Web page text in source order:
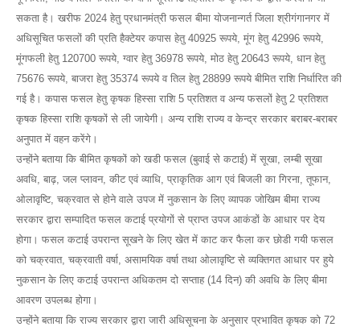
सकता है। खरीफ 2024 हेतु प्रधानमंत्री फसल बीमा योजनान्गर्त जिला श्रीगंगानगर में
अधिसूचित फसलों की प्रति हैक्टेयर कपास हेतु 40925 रूपये, मूंग हेतु 42996 रूपये,
मूंगफली हेतु 120700 रूपये, ग्वार हेतु 36978 रूपये, मोठ हेतु 20643 रूपये, धान हेतु
75676 रूपये, बाजरा हेतु 35374 रूपये व तिल हेतु 28899 रूपये बीमित राशि निर्धारित की
गई है। कपास फसल हेतु कृषक हिस्सा राशि 5 प्रतिशत व अन्य फसलों हेतु 2 प्रतिशत
कृषक हिस्सा राशि कृषकों से ली जायेगी। अन्य राशि राज्य व केन्द्र सरकार बराबर-बराबर
अनुपात में वहन करेंगे।
उन्होंने बताया कि बीमित कृषकों को खडी फसल (बुवाई से कटाई) में सूखा, लम्बी सूखा
अवधि, बाढ़, जल प्लावन, कीट एवं व्याधि, प्राकृतिक आग एवं बिजली का गिरना, तूफान,
ओलावृष्टि, चक्रवात से होने वाले उपज में नुकसान के लिए व्यापक जोखिम बीमा राज्य
सरकार द्वारा सम्पादित फसल कटाई प्रयोगों से प्राप्त उपज आकंडों के आधार पर देय
होगा। फसल कटाई उपरान्त सूखने के लिए खेत में काट कर फैला कर छोडी गयी फसल
को चक्रवात, चक्रवाती वर्षा, असामयिक वर्षा तथा ओलावृष्टि से व्यक्तिगत आधार पर हुये
नुकसान के लिए कटाई उपरान्त अधिकतम दो सप्ताह (14 दिन) की अवधि के लिए बीमा
आवरण उपलब्ध होगा।
उन्होंने बताया कि राज्य सरकार द्वारा जारी अधिसूचना के अनुसार प्रभावित कृषक को 72